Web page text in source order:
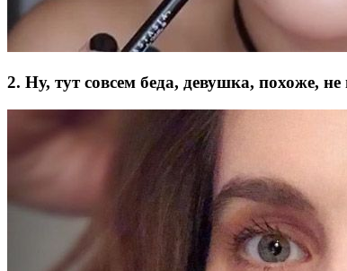
2. Ну, тут совсем беда, девушка, похоже,